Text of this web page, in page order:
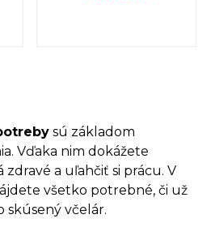
sú základom
Vďaka nim dokážete
zdravé a uľahčiť si prácu. V
všetko potrebné, či už
skúsený včelár.